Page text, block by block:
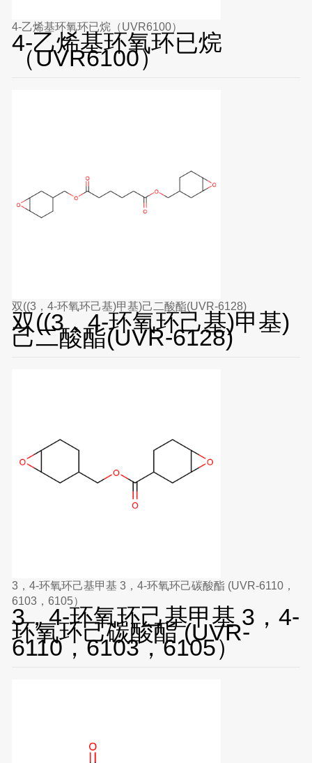
4-乙烯基环氧环已烷（UVR6100）
4-乙烯基环氧环已烷
（UVR6100）
双((3，4-环氧环己基)甲基)己二酸酯(UVR-6128)
双((3，4-环氧环己基)甲基)
己二酸酯(UVR-6128)
3，4-环氧环己基甲基 3，4-环氧环己碳酸酯 (UVR-6110，
6103，6105）
3，4-环氧环己基甲基 3，4-
环氧环己碳酸酯 (UVR-
6110，6103，6105）